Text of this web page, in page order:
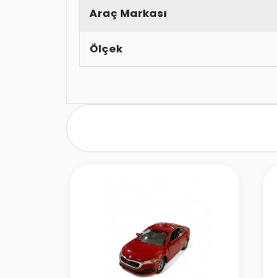
Araç Markası
Ölçek